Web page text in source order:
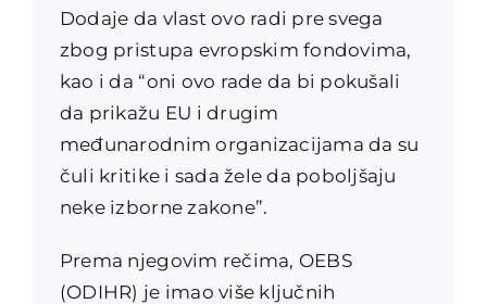
Dodaje da vlast ovo radi pre svega
zbog pristupa evropskim fondovima,
kao i da “oni ovo rade da bi pokušali
da prikažu EU i drugim
međunarodnim organizacijama da su
čuli kritike i sada žele da poboljšaju
neke izborne zakone”.
Prema njegovim rečima, OEBS
(ODIHR) je imao više ključnih